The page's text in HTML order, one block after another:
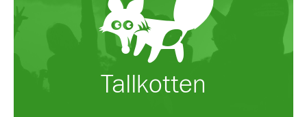
Tallkotten